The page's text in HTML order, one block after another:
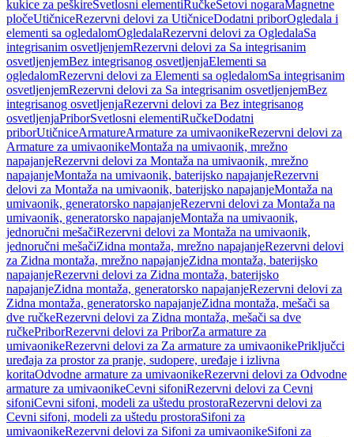
kukice za peškireSvetlosni elementiRučkeSetovi nogaraMagnetne
pločeUtičniceRezervni delovi za UtičniceDodatni priborOgledala i
elementi sa ogledalomOgledalaRezervni delovi za OgledalaSa
integrisanim osvetljenjemRezervni delovi za Sa integrisanim
osvetljenjemBez integrisanog osvetljenjaElementi sa
ogledalomRezervni delovi za Elementi sa ogledalomSa integrisanim
osvetljenjemRezervni delovi za Sa integrisanim osvetljenjemBez
integrisanog osvetljenjaRezervni delovi za Bez integrisanog
osvetljenjaPriborSvetlosni elementiRučkeDodatni
priborUtičniceArmatureArmature za umivaonikeRezervni delovi za
Armature za umivaonikeMontaža na umivaonik, mrežno
napajanjeRezervni delovi za Montaža na umivaonik, mrežno
napajanjeMontaža na umivaonik, baterijsko napajanjeRezervni
delovi za Montaža na umivaonik, baterijsko napajanjeMontaža na
umivaonik, generatorsko napajanjeRezervni delovi za Montaža na
umivaonik, generatorsko napajanjeMontaža na umivaonik,
jednoručni mešačiRezervni delovi za Montaža na umivaonik,
jednoručni mešačiZidna montaža, mrežno napajanjeRezervni delovi
za Zidna montaža, mrežno napajanjeZidna montaža, baterijsko
napajanjeRezervni delovi za Zidna montaža, baterijsko
napajanjeZidna montaža, generatorsko napajanjeRezervni delovi za
Zidna montaža, generatorsko napajanjeZidna montaža, mešači sa
dve ručkeRezervni delovi za Zidna montaža, mešači sa dve
ručkePriborRezervni delovi za PriborZa armature za
umivaonikeRezervni delovi za Za armature za umivaonikePriključci
uređaja za prostor za pranje, sudopere, uređaje i izlivna
koritaOdvodne armature za umivaonikeRezervni delovi za Odvodne
armature za umivaonikeCevni sifoniRezervni delovi za Cevni
sifoniCevni sifoni, modeli za uštedu prostoraRezervni delovi za
Cevni sifoni, modeli za uštedu prostoraSifoni za
umivaonikeRezervni delovi za Sifoni za umivaonikeSifoni za